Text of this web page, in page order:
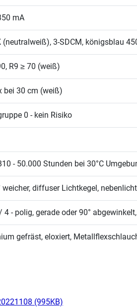
mA
(neutralweiß), 3-SDCM, königsblau
R9 ≥ 70 (weiß)
bei 30 cm (weiß)
0 - kein Risiko
- 50.000 Stunden bei 30°C
weicher, diffuser Lichtkegel,
4 - polig, gerade oder 90°
gefräst, eloxiert,
(995KB)